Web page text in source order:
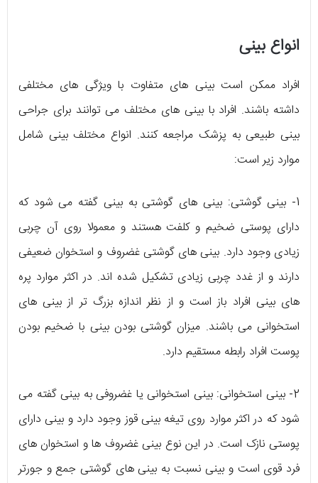
انواع بینی
افراد ممکن است بینی های متفاوت با ویژگی های مختلفی
داشته باشند. افراد با بینی های مختلف می توانند برای جراحی
بینی طبیعی به پزشک مراجعه کنند. انواع مختلف بینی شامل
موارد زیر است:
1- بینی گوشتی: بینی های گوشتی به بینی گفته می شود که
دارای پوستی ضخیم و کلفت هستند و معمولا روی آن چربی
زیادی وجود دارد. بینی های گوشتی غضروف و استخوان ضعیفی
دارند و از غدد چربی زیادی تشکیل شده اند. در اکثر موارد پره
های بینی افراد باز است و از نظر اندازه بزرگ تر از بینی های
استخوانی می باشند. میزان گوشتی بودن بینی با ضخیم بودن
پوست افراد رابطه مستقیم دارد.
2- بینی استخوانی: بینی استخوانی یا غضروفی به بینی گفته می
شود که در اکثر موارد روی تیغه بینی قوز وجود دارد و بینی دارای
پوستی نازک است. در این نوع بینی غضروف ها و استخوان های
فرد قوی است و بینی نسبت به بینی های گوشتی جمع و جورتر